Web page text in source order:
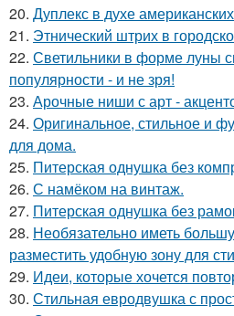
20. Дуплекс в духе
21. Этнический штрих в
22. Светильники в форме луны
популярности - и не зря!
23. Арочные ниши с арт -
24. Оригинальное, стильное и
для дома.
25. Питерская однушка без
26. С намёком на винтаж.
27. Питерская однушка без
28. Необязательно иметь
разместить удобную зону для
29. Идеи, которые хочется
30. Стильная евродвушка с